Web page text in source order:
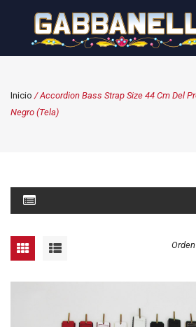
Inicio / Accordion Bass Strap Size 44 Cm Del
Negro (Tela)